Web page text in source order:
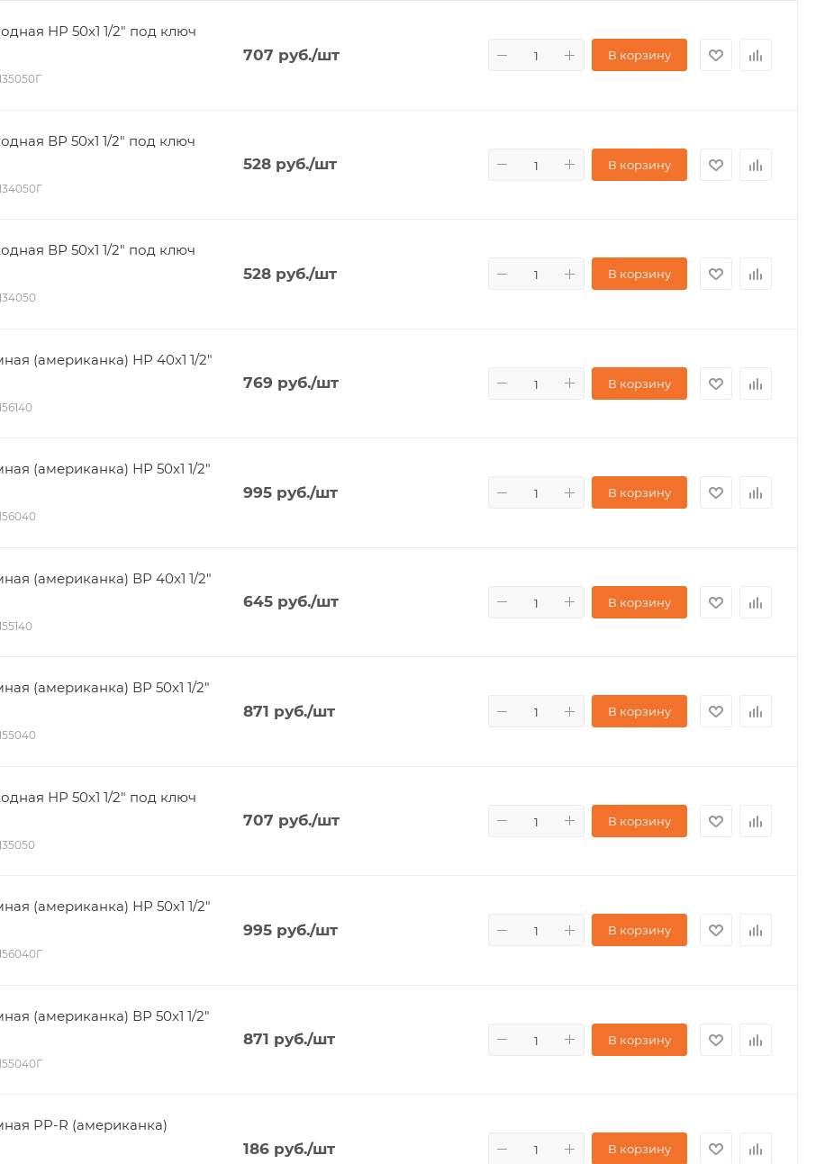
НР 50х1 1/2" под ключ
707 руб./шт В корзину
ВР 50х1 1/2" под ключ
528 руб./шт В корзину
ВР 50х1 1/2" под ключ
528 руб./шт В корзину
(американка) НР 40x1 1/2"
769 руб./шт В корзину
(американка) НР 50x1 1/2"
995 руб./шт В корзину
(американка) ВР 40x1 1/2"
645 руб./шт В корзину
(американка) ВР 50x1 1/2"
871 руб./шт В корзину
НР 50х1 1/2" под ключ
707 руб./шт В корзину
(американка) НР 50x1 1/2"
995 руб./шт В корзину
(американка) ВР 50x1 1/2"
871 руб./шт В корзину
PP-R (американка)
186 руб./шт В корзину